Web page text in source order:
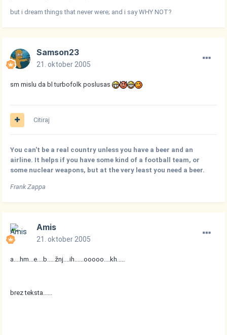
but i dream things that never were; and i say WHY NOT?
Samson23
21. oktober 2005
sm mislu da bl turbofolk poslusas
Citiraj
You can't be a real country unless you have a beer and an
airline. It helps if you have some kind of a football team, or
some nuclear weapons, but at the very least you need a beer.
Frank Zappa
Amis
21. oktober 2005
a....hm...e....b.....žnj....ih......ooooo....kh.....
brez teksta......